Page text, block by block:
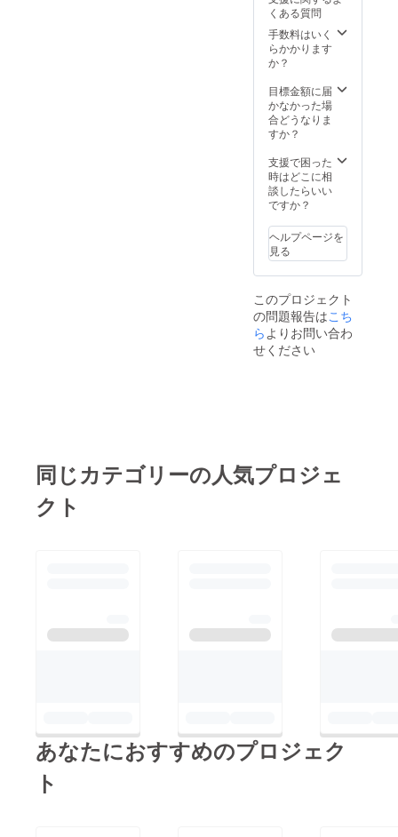
くある質問
手数料はいく
らかかります
か？
目標金額に届
かなかった場
合どうなりま
すか？
支援で困った
時はどこに相
談したらいい
ですか？
ヘルプページを
見る
このプロジェクト
の問題報告はこち
ら よりお問い合わ
せください
同じカテゴリーの人気プロジェ
クト
あなたにおすすめのプロジェク
ト